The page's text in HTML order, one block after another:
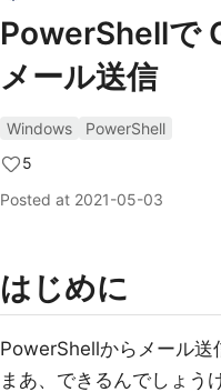
PowerShellで
メール送信
Windows
PowerShell
5
Posted at 2021-05-03
はじめに
PowerShellからメール送
まあ、できるんでしょう